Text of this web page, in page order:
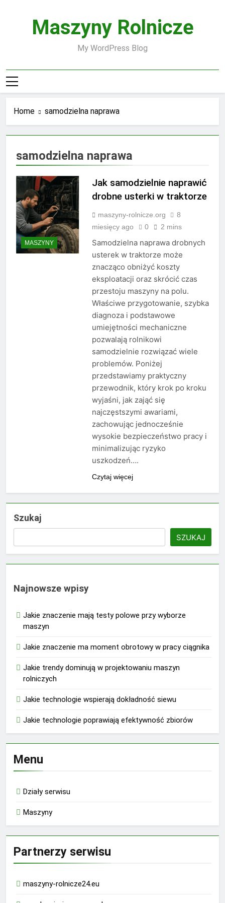
Maszyny Rolnicze
My WordPress Blog
Home samodzielna naprawa
samodzielna naprawa
MASZYNY
Jak samodzielnie naprawić
drobne usterki w traktorze
maszyny-rolnicze.org
8
miesięcy ago
0 2 mins
Samodzielna naprawa drobnych
usterek w traktorze może
znacząco obniżyć koszty
eksploatacji oraz skrócić czas
przestoju maszyny na polu.
Właściwe przygotowanie, szybka
diagnoza i podstawowe
umiejętności mechaniczne
pozwalają rolnikowi
samodzielnie rozwiązać wiele
problemów. Poniżej
przedstawiamy praktyczny
przewodnik, który krok po kroku
wyjaśni, jak zająć się
najczęstszymi awariami,
zachowując jednocześnie
wysokie bezpieczeństwo pracy i
minimalizując ryzyko
uszkodzeń….
Czytaj więcej
Szukaj
SZUKAJ
Najnowsze wpisy
Jakie znaczenie mają testy polowe przy wyborze
maszyn
Jakie znaczenie ma moment obrotowy w pracy ciągnika
Jakie trendy dominują w projektowaniu maszyn
rolniczych
Jakie technologie wspierają dokładność siewu
Jakie technologie poprawiają efektywność zbiorów
Menu
Działy serwisu
Maszyny
Partnerzy serwisu
maszyny-rolnicze24.eu